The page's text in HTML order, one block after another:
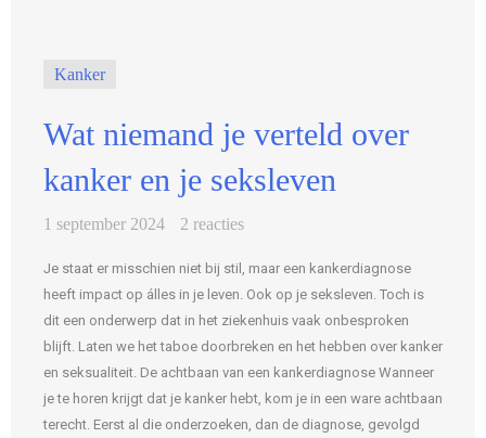
Kanker
Wat niemand je verteld over
kanker en je seksleven
1 september 2024 2 reacties
Je staat er misschien niet bij stil, maar een kankerdiagnose
heeft impact op álles in je leven. Ook op je seksleven. Toch is
dit een onderwerp dat in het ziekenhuis vaak onbesproken
blijft. Laten we het taboe doorbreken en het hebben over kanker
en seksualiteit. De achtbaan van een kankerdiagnose Wanneer
je te horen krijgt dat je kanker hebt, kom je in een ware achtbaan
terecht. Eerst al die onderzoeken, dan de diagnose, gevolgd